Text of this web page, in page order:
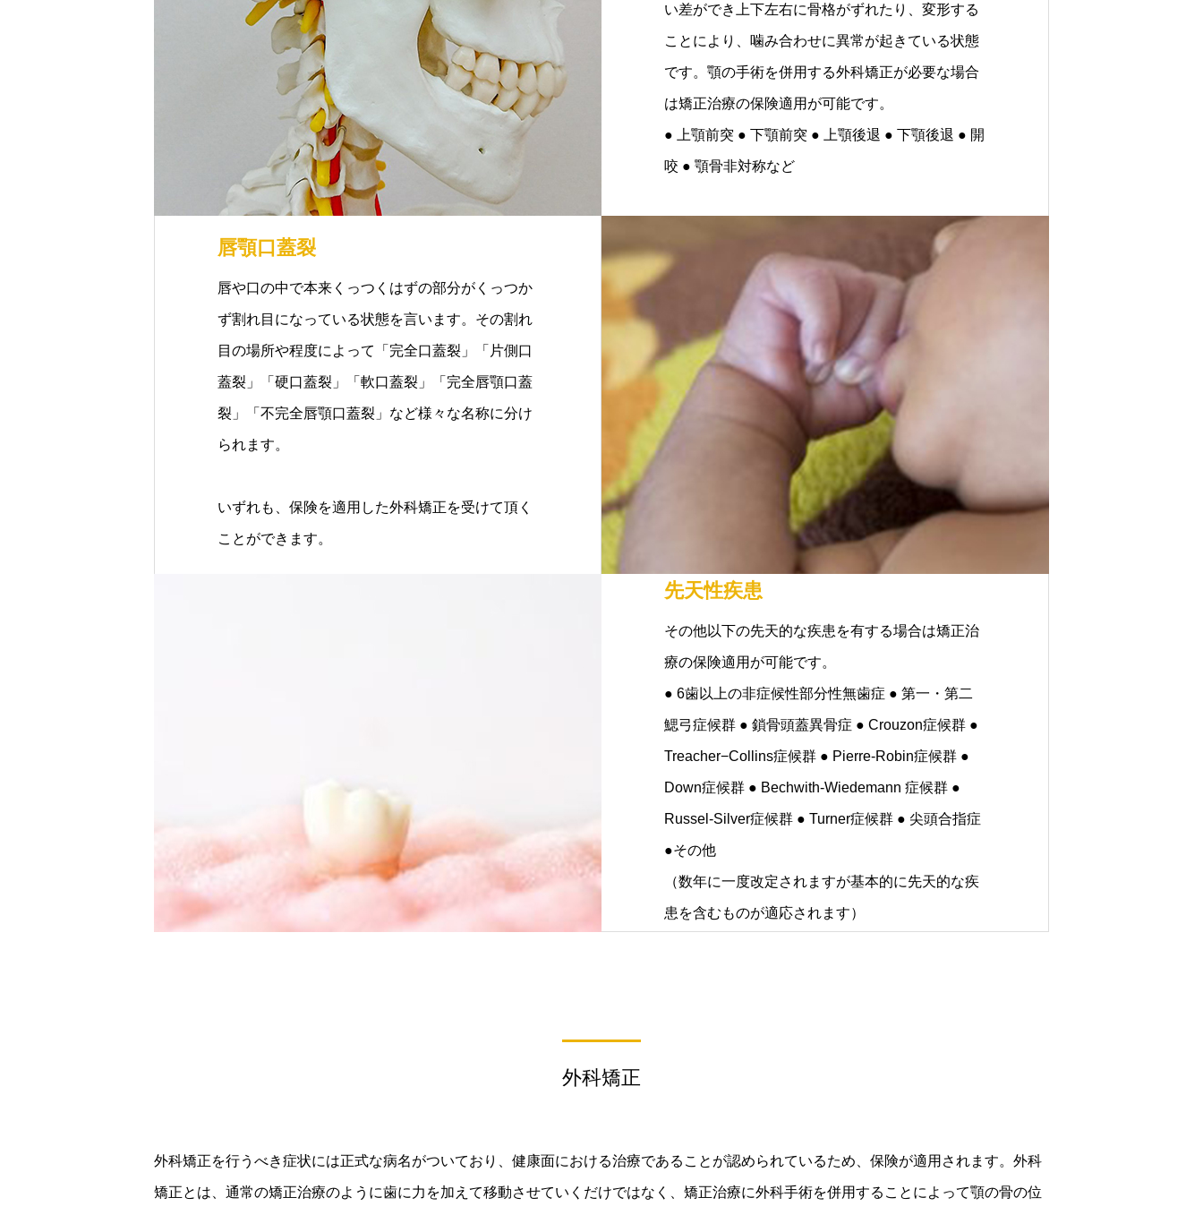
い差ができ上下左右に骨格がずれたり、変形する
ことにより、噛み合わせに異常が起きている状態
です。顎の手術を併用する外科矯正が必要な場合
は矯正治療の保険適用が可能です。
● 上顎前突 ● 下顎前突 ● 上顎後退 ● 下顎後退 ● 開
咬 ● 顎骨非対称など
唇顎口蓋裂
唇や口の中で本来くっつくはずの部分がくっつか
ず割れ目になっている状態を言います。その割れ
目の場所や程度によって「完全口蓋裂」「片側口
蓋裂」「硬口蓋裂」「軟口蓋裂」「完全唇顎口蓋
裂」「不完全唇顎口蓋裂」など様々な名称に分け
られます。
いずれも、保険を適用した外科矯正を受けて頂く
ことができます。
先天性疾患
その他以下の先天的な疾患を有する場合は矯正治
療の保険適用が可能です。
● 6歯以上の非症候性部分性無歯症 ● 第一・第二
鰓弓症候群 ● 鎖骨頭蓋異骨症 ● Crouzon症候群 ●
Treacher−Collins症候群 ● Pierre-Robin症候群 ●
Down症候群 ● Bechwith-Wiedemann 症候群 ●
Russel-Silver症候群 ● Turner症候群 ● 尖頭合指症
●その他
（数年に一度改定されますが基本的に先天的な疾
患を含むものが適応されます）
外科矯正
外科矯正を行うべき症状には正式な病名がついており、健康面における治療であることが認められているため、保険が適用されます。外科
矯正とは、通常の矯正治療のように歯に力を加えて移動させていくだけではなく、矯正治療に外科手術を併用することによって顎の骨の位